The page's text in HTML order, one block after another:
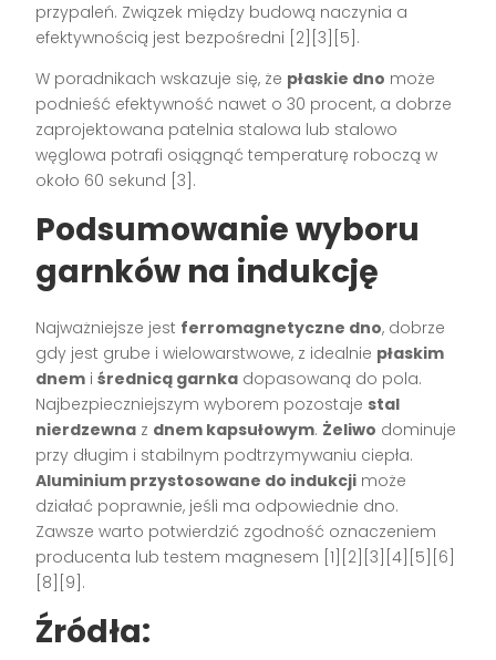
przypaleń. Związek między budową naczynia a
efektywnością jest bezpośredni [2][3][5].
W poradnikach wskazuje się, że płaskie dno może
podnieść efektywność nawet o 30 procent, a dobrze
zaprojektowana patelnia stalowa lub stalowo
węglowa potrafi osiągnąć temperaturę roboczą w
około 60 sekund [3].
Podsumowanie wyboru
garnków na indukcję
Najważniejsze jest ferromagnetyczne dno, dobrze
gdy jest grube i wielowarstwowe, z idealnie płaskim
dnem iśrednicą garnka dopasowaną do pola.
Najbezpieczniejszym wyborem pozostaje stal
nierdzewna z dnem kapsułowym. Żeliwo dominuje
przy długim i stabilnym podtrzymywaniu ciepła.
Aluminium przystosowane do indukcji może
działać poprawnie, jeśli ma odpowiednie dno.
Zawsze warto potwierdzić zgodność oznaczeniem
producenta lub testem magnesem [1][2][3][4][5][6]
[8][9].
Źródła: